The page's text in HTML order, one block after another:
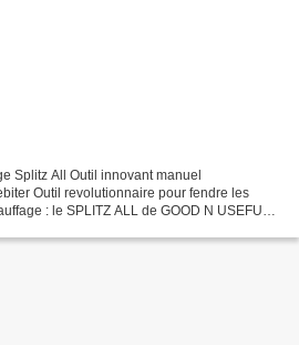
Splitz All Outil innovant manuel
Outil revolutionnaire pour fendre les
: le SPLITZ ALL de GOOD N USEFULL